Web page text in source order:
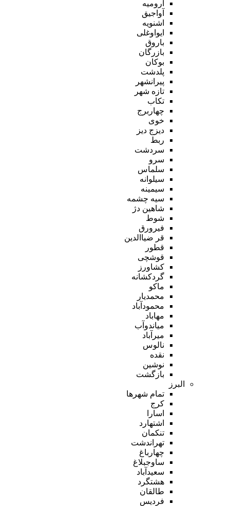
ارومیه
آواجیق
اشنویه
ایواوغلی
باروق
بازرگان
بوکان
پلدشت
پیرانشهر
تازه شهر
تکاب
چهاربرج
خوی
دیزج دیز
ربط
سردشت
سرو
سلماس
سیلوانه
سیمینه
سیه چشمه
شاهین دژ
شوط
فیرورق
قر ضیاالدین
قطور
قوشچی
کشاورز
گردکشانه
ماکو
محمدیار
محمودآباد
مهاباد
میاندوآب
میرآباد
نالوس
نقده
نوشین
بازگشت
البرز
تمام شهر‌ها
کرج
اسارا
اشتهارد
تنکمان
تهراندشت
چهارباغ
ساوجبلاغ
سعیدآباد
هشتگرد
طالقان
فردیس